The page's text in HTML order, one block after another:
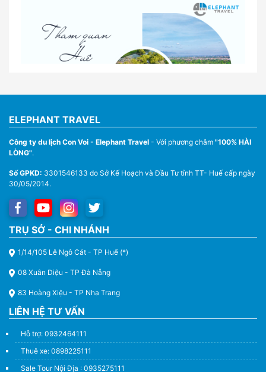
Nhà Xe Con Voi – Dịch Vụ Cho Thuê Xe Từ Huế,
Sân Bay Phú Bài Đi Thánh Địa La Vang
Thuê Xe Du Lịch Tại Huế – Từ 4 Chỗ Đến 45 Chỗ
ELEPHANT TRAVEL
Công ty du lịch Con Voi - Elephant Travel - Với phương châm "100% HÀI
LÒNG".
Số GPKD: 3301546133 do Sở Kế Hoạch và Đầu Tư tỉnh TT- Huế cấp ngày
30/05/2014.
TRỤ SỞ - CHI NHÁNH
1/14/105 Lê Ngô Cát - TP Huế (*)
08 Xuân Diệu - TP Đà Nẵng
83 Hoàng Xiệu - TP Nha Trang
LIÊN HỆ TƯ VẤN
Hỗ trợ: 0932464111
Thuê xe: 0898225111
Sale Tour Nội Địa : 0935275111